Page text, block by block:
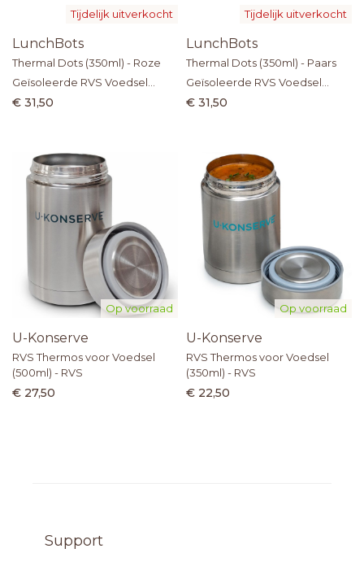
Tijdelijk uitverkocht
LunchBots
Thermal Dots (350ml) - Roze
Geïsoleerde RVS Voedsel
Thermos
€ 31,50
Tijdelijk uitverkocht
LunchBots
Thermal Dots (350ml) - Paars
Geïsoleerde RVS Voedsel
Thermos
€ 31,50
Op voorraad
U-Konserve
RVS Thermos voor Voedsel
(500ml) - RVS
€ 27,50
Op voorraad
U-Konserve
RVS Thermos voor Voedsel
(350ml) - RVS
€ 22,50
Support